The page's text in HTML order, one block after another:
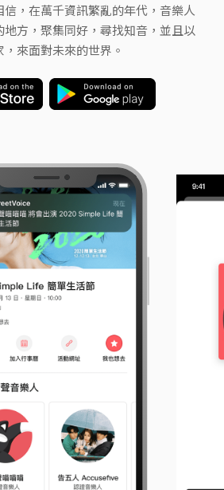
，在萬千資訊繁亂的年代，音樂人
方，聚集同好，尋找知音，並且以
，來面對未來的世界。